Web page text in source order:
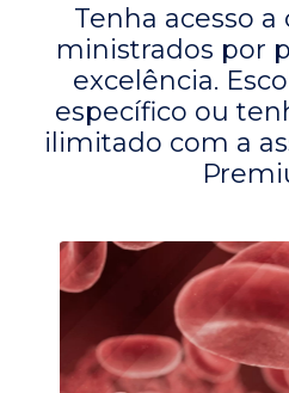
Tenha acesso
ministrados por
excelência.
específico ou
ilimitado com a